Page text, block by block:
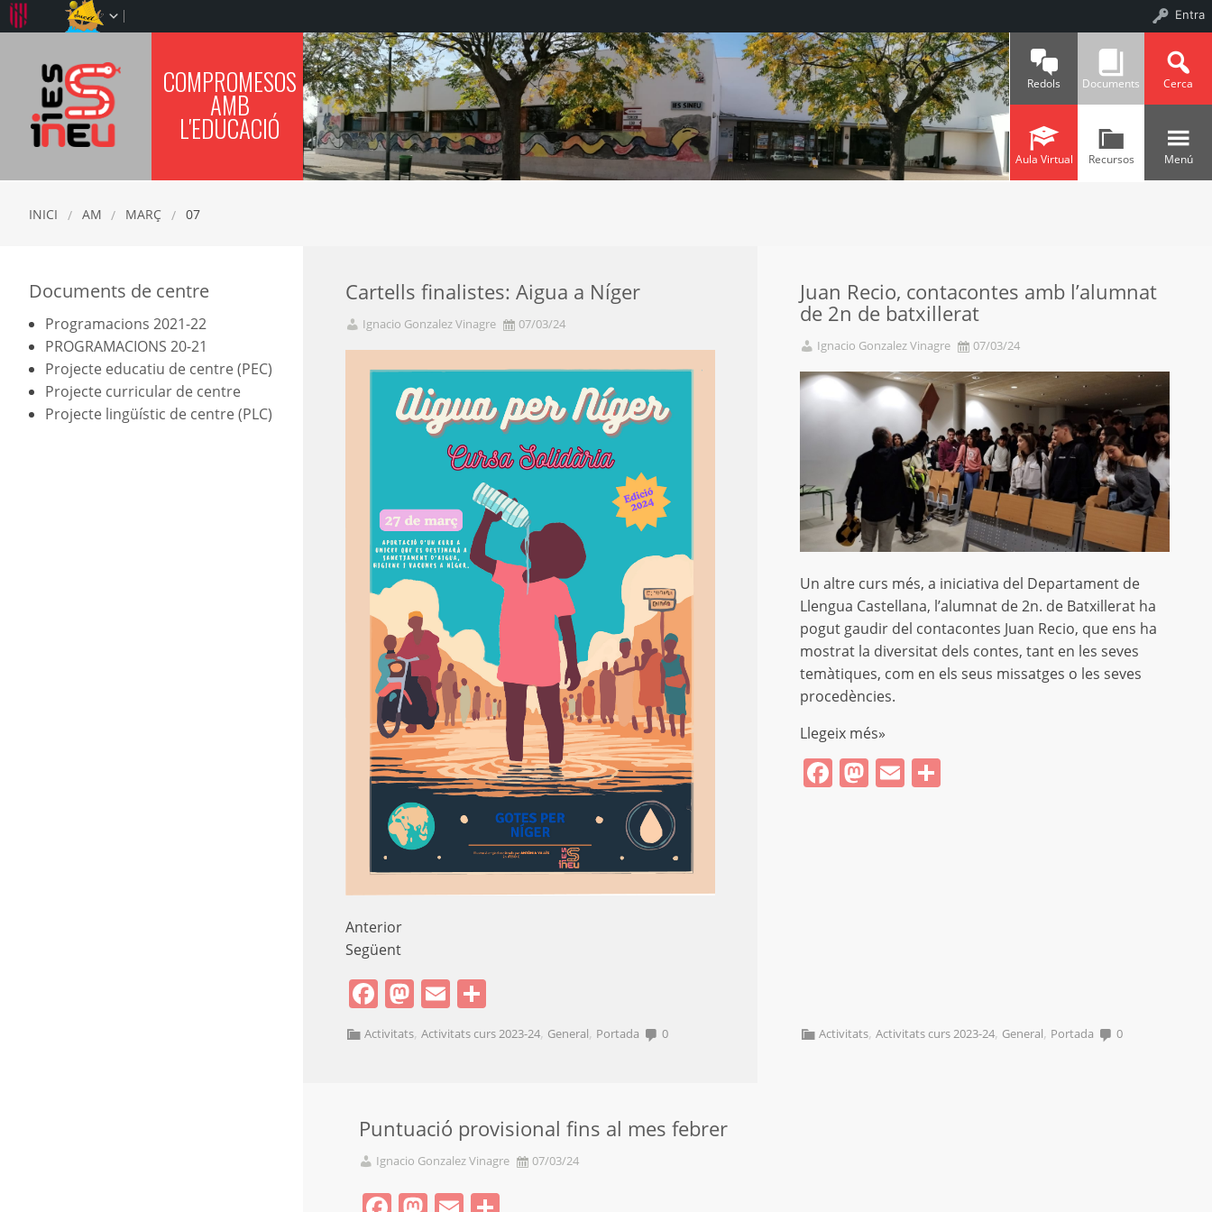
IES SINEU
COMPROMESOS
AMB
L'EDUCACIÓ
Redols Documents Cerca
Aula Virtual Recursos Menú
INICI AM MARÇ 07
Cartells finalistes: Aigua a Níger
Ignacio Gonzalez Vinagre 07/03/24
Anterior
Següent
Facebook
Mastodon
Email
Activitats,Activitats curs 2023-24, General, Portada 0
Juan Recio, contacontes amb l’alumnat
de 2n de batxillerat
Ignacio Gonzalez Vinagre 07/03/24
Un altre curs més, a iniciativa del Departament de
Llengua Castellana, l’alumnat de 2n. de Batxillerat ha
pogut gaudir del contacontes Juan Recio, que ens ha
mostrat la diversitat dels contes, tant en les seves
temàtiques, com en els seus missatges o les seves
procedències.
Llegeix més»
Facebook
Mastodon
Email
Activitats,Activitats curs 2023-24, General, Portada 0
Puntuació provisional fins al mes febrer
Ignacio Gonzalez Vinagre 07/03/24
Documents de centre
Programacions 2021-22
PROGRAMACIONS 20-21
Projecte educatiu de centre (PEC)
Projecte curricular de centre
Projecte lingüístic de centre (PLC)
Entra